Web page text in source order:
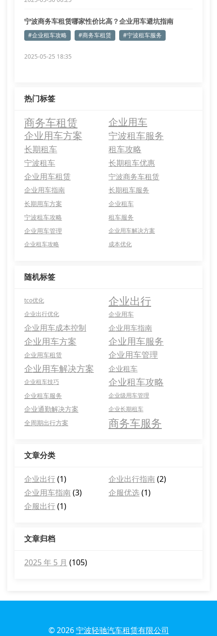
宁波商务车租赁哪家性价比高？企业用车避坑指南
#企业租车攻略 #商务车租赁 #宁波租车服务
2025-05-25 18:35
热门标签
商务车租赁
企业用车
企业用车方案
宁波租车服务
长期租车 租车攻略
宁波租车
长期租车优惠
企业用车租赁
宁波商务车租赁
企业用车指南 长期租车服务
长期用车方案
企业租车
宁波租车攻略
租车服务
企业用车管理
企业用车解决方案
企业租车攻略
成本优化
随机标签
tco优化 企业出行
企业出行优化 企业用车
企业用车成本控制 企业用车指南
企业用车方案 企业用车服务
企业用车租赁 企业用车管理
企业用车解决方案 企业租车
企业租车技巧 企业租车攻略
企业租车服务 企业级用车管理
企业通勤解决方案 企业长期租车
全周期出行方案 商务车服务
文章分类
企业出行(1) 企业出行指南(2)
企业用车指南(3) 企服优选(1)
企服出行(1)
文章归档
2025 年 5 月 (105)
© 2026宁波轻驰汽车租赁有限公司